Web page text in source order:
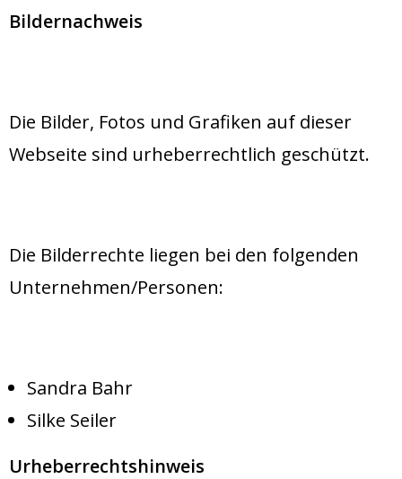
Bildernachweis
Die Bilder, Fotos und Grafiken auf dieser
Webseite sind urheberrechtlich geschützt.
Die Bilderrechte liegen bei den folgenden
Unternehmen/Personen:
Sandra Bahr
Silke Seiler
Urheberrechtshinweis